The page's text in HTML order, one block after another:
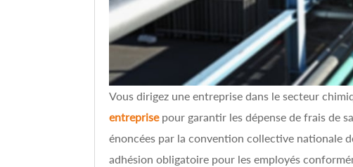
Vous dirigez une entreprise dans le secteur
entreprise pour garantir les dépense de frais de
énoncées par la convention collective nationale
adhésion obligatoire pour les employés